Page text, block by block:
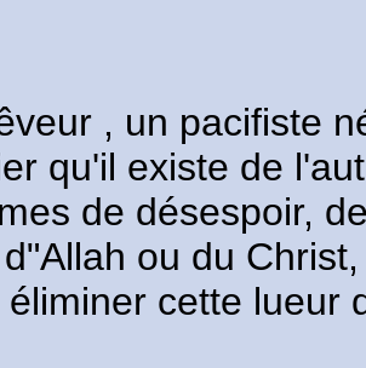
, un pacifiste
qu'il existe de
de désespoir,
ou du
éliminer cette lueur